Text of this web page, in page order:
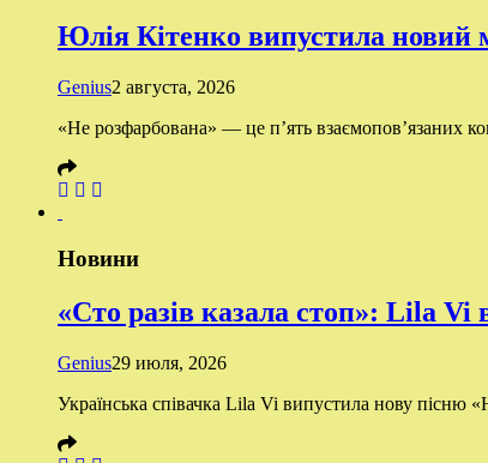
Юлія Кітенко випустила новий
Genius2 августа, 2026
«Не розфарбована» — це п’ять взаємопов’язаних
Новини
«Сто разів казала стоп»: Lila Vi
Genius29 июля, 2026
Українська співачка Lila Vi випустила нову пісню